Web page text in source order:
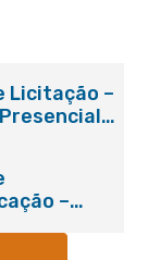
Licitação –
–